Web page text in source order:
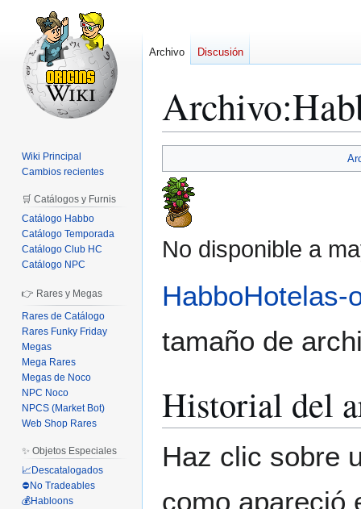
Archivo:
a
la
navegación
a
la
búsqueda
No disponible a
HabboHotelas-
tamaño de
Historial del
Haz clic sobre
como apareció
Archivo Discusión
Wiki Principal
Cambios recientes
🛒 Catálogos y Furnis
Catálogo Habbo
Catálogo Temporada
Catálogo Club HC
Catálogo NPC
👉 Rares y Megas
Rares de Catálogo
Rares Funky Friday
Megas
Mega Rares
Megas de Noco
NPC Noco
NPCS (Market Bot)
Web Shop Rares
✨ Objetos Especiales
📈Descatalogados
⛔No Tradeables
💰Habloons